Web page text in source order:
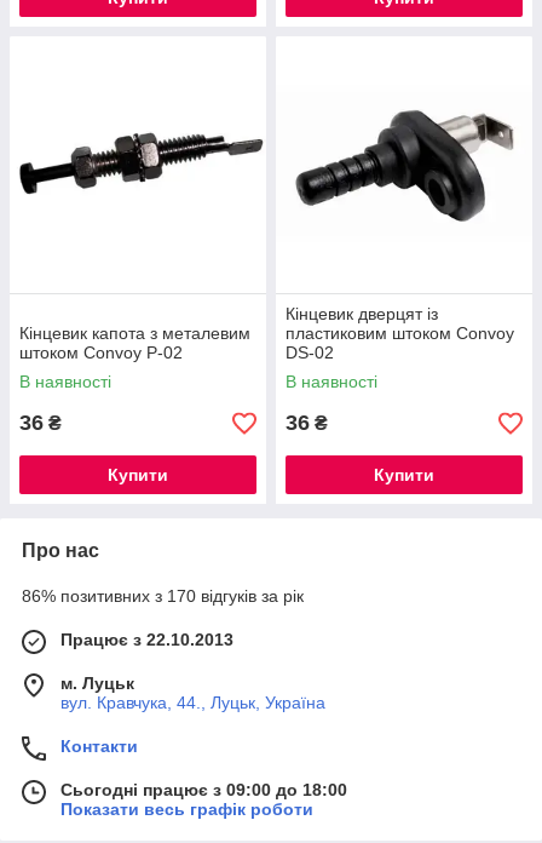
Кінцевик капота з металевим
штоком Convoy P-02
В наявності
36 ₴
Купити
Кінцевик дверцят із
пластиковим штоком Convoy
DS-02
В наявності
36 ₴
Купити
Про нас
86% позитивних з 170 відгуків за рік
Працює з 22.10.2013
м. Луцьк
вул. Кравчука, 44., Луцьк, Україна
Контакти
Сьогодні працює з 09:00 до 18:00
Показати весь графік роботи